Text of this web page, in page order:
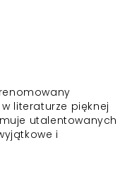
literaturze pięknej
utalentowanych
i